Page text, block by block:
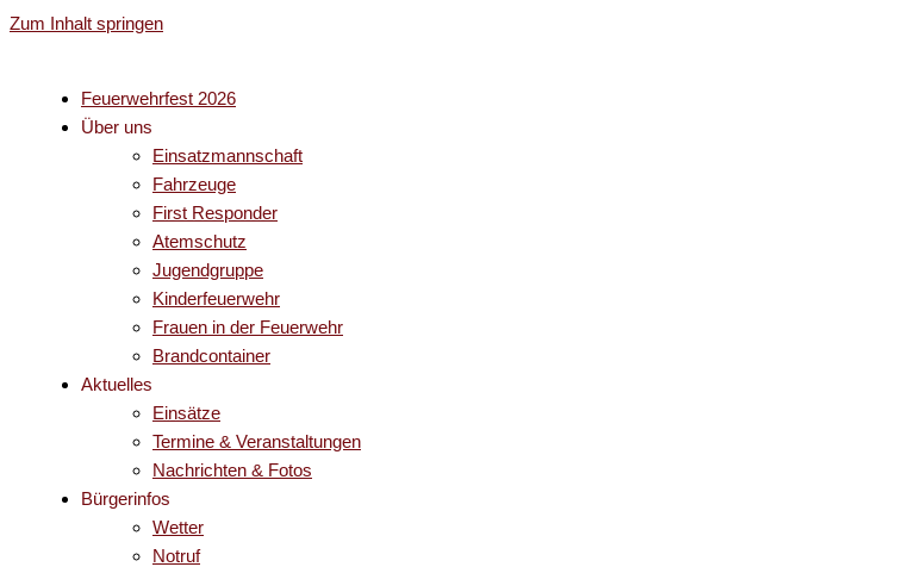
Zum Inhalt springen
Feuerwehrfest 2026
Über uns
Einsatzmannschaft
Fahrzeuge
First Responder
Atemschutz
Jugendgruppe
Kinderfeuerwehr
Frauen in der Feuerwehr
Brandcontainer
Aktuelles
Einsätze
Termine & Veranstaltungen
Nachrichten & Fotos
Bürgerinfos
Wetter
Notruf